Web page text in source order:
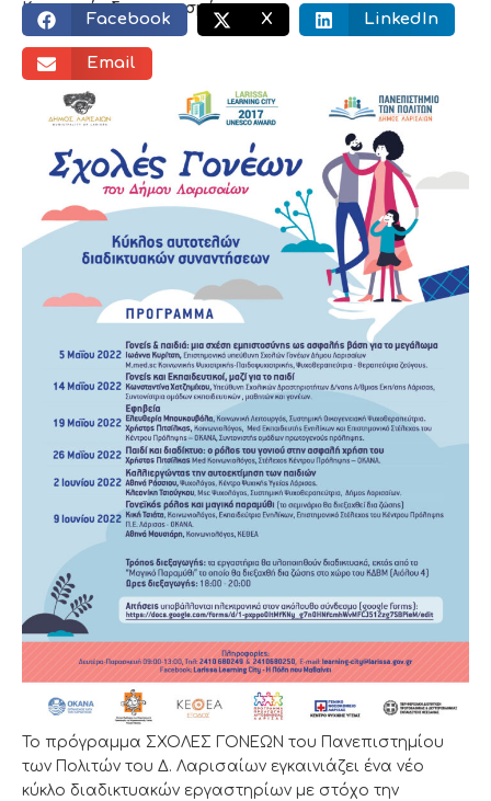
Κοινωνικός διαμοιρασμός:
Facebook X LinkedIn
Email
Το πρόγραμμα ΣΧΟΛΕΣ ΓΟΝΕΩΝ του Πανεπιστημίου
των Πολιτών του Δ. Λαρισαίων εγκαινιάζει ένα νέο
κύκλο διαδικτυακών εργαστηρίων με στόχο την